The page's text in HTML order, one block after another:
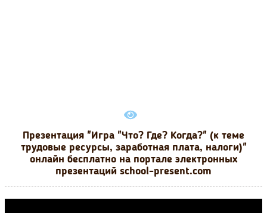
Презентация "Игра "Что? Где? Когда?" (к теме
трудовые ресурсы, заработная плата, налоги)"
онлайн бесплатно на портале электронных
презентаций school-present.com